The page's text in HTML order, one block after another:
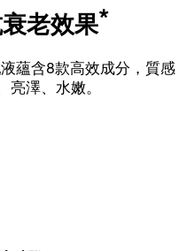
老效果*
蘊含8款高效成分，質感
亮澤、水嫩。